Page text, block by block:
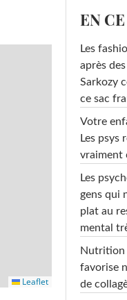
Leaflet
EN
Les
après
Sarkozy
ce sac
Votre
Les psys
vraiment
Les
gens qui
plat au
mental
Nutrition
favorise
de